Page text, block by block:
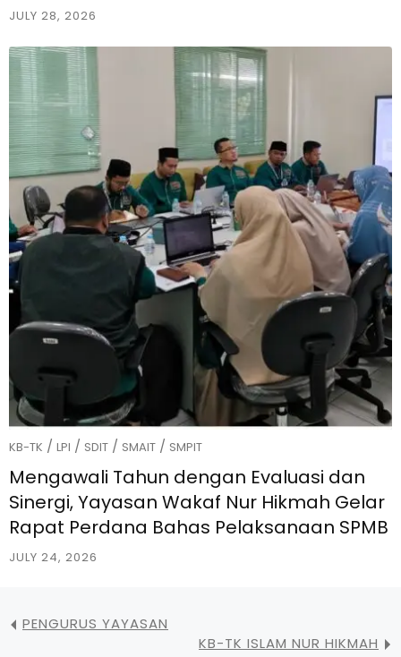
JULY 28, 2026
KB-TK / LPI / SDIT / SMAIT / SMPIT
Mengawali Tahun dengan Evaluasi dan
Sinergi, Yayasan Wakaf Nur Hikmah Gelar
Rapat Perdana Bahas Pelaksanaan SPMB
JULY 24, 2026
PENGURUS YAYASAN
KB-TK ISLAM NUR HIKMAH